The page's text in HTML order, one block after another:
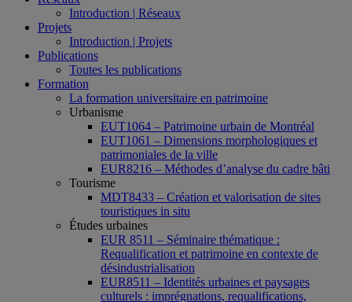
Introduction | Réseaux
Projets
Introduction | Projets
Publications
Toutes les publications
Formation
La formation universitaire en patrimoine
Urbanisme
EUT1064 – Patrimoine urbain de Montréal
EUT1061 – Dimensions morphologiques et
patrimoniales de la ville
EUR8216 – Méthodes d’analyse du cadre bâti
Tourisme
MDT8433 – Création et valorisation de sites
touristiques in situ
Études urbaines
EUR 8511 – Séminaire thématique :
Requalification et patrimoine en contexte de
désindustrialisation
EUR8511 – Identités urbaines et paysages
culturels : imprégnations, requalifications,